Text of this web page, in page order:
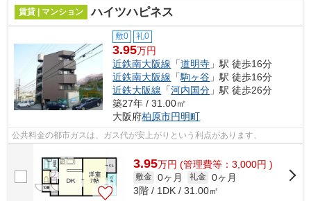
賃貸 | マンション ハイツハピネス
敷0 礼0
3.95万円
近鉄南大阪線 「道明寺 」駅 徒歩16分
近鉄南大阪線 「駒ヶ谷 」駅 徒歩16分
近鉄大阪線 「河内国分 」駅 徒歩26分
築27年 / 31.00㎡
大阪府柏原市円明町
公共料金の都市ガスは、ガス代が安上がりという利点があります、
3.95万円 (管理費等：3,000円 )
敷金 0ヶ月 礼金 0ヶ月
3階 / 1DK / 31.00㎡